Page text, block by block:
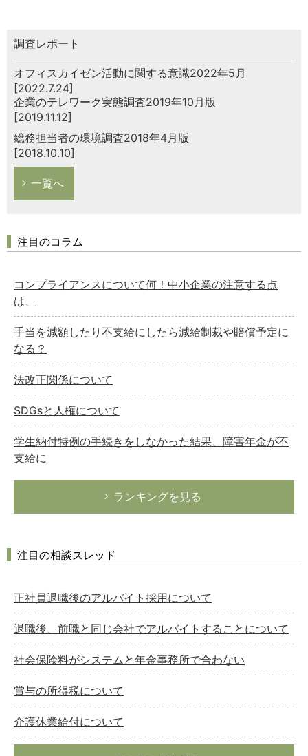
調査レポート
オフィスカイゼン活動に関する意識2022年5月
[2022.7.24]
企業のテレワーク実態調査2019年10月版
[2019.11.12]
総務担当者の環境調査2018年4月版
[2018.10.10]
一覧へ
注目のコラム
コンプライアンスについて何！中小企業の注意する点
は、
手当を減額したり不支給にしたら減給制裁や賠償予定に
なる？
法改正関係について
SDGsと人権について
学生納付特例の手続きをしなかった結果、障害年金が不
支給に
ランキングを見る
注目の相談スレッド
正社員退職後のアルバイト採用について
退職後、前職と同じ会社でアルバイトすることについて
社会保険料がシステムと年金事務所で合わない
賞与の所得税について
介護休業給付について